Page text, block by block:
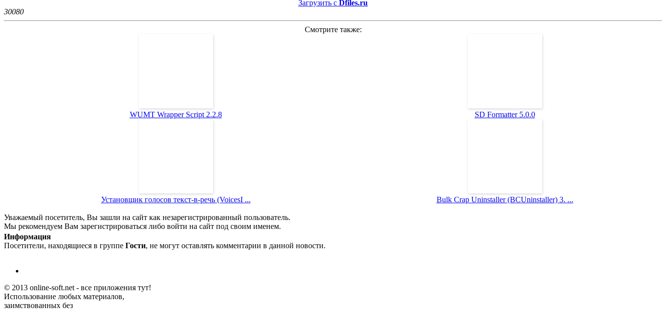
Загрузить с Dfiles.ru
30080
Смотрите также:
WUMT Wrapper Script 2.2.8 SD Formatter 5.0.0
Установщик голосов текст-в-речь (VoicesI ... Bulk Crap Uninstaller (BCUninstaller) 3. ...
Уважаемый посетитель, Вы зашли на сайт как незарегистрированный пользователь.
Мы рекомендуем Вам зарегистрироваться либо войти на сайт под своим именем.
Информация
Посетители, находящиеся в группе Гости, не могут оставлять комментарии в данной новости.
© 2013 online-soft.net - все приложения тут!
Использование любых материалов,
заимствованных без